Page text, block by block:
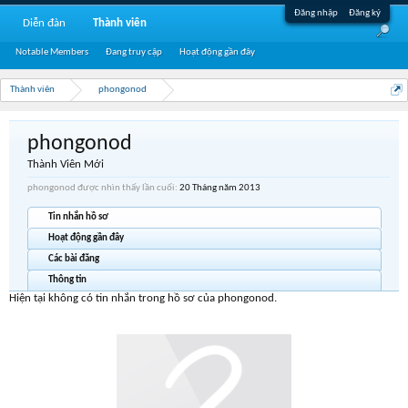
Đăng nhập Đăng ký
Thành viên phongonod
phongonod
Thành Viên Mới
phongonod được nhìn thấy lần cuối: 20 Tháng năm 2013
Tin nhắn hồ sơ
Hoạt động gần đây
Các bài đăng
Thông tin
Hiện tại không có tin nhắn trong hồ sơ của phongonod.
Diễn đàn Thành viên
Notable Members Đang truy cập Hoạt động gần đây